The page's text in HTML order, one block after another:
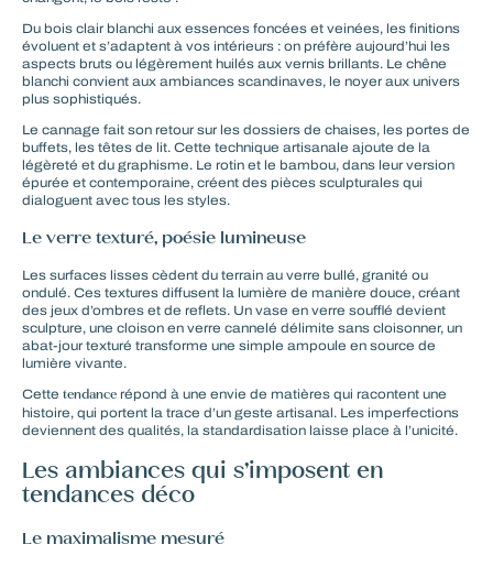
Du bois clair blanchi aux essences foncées et veinées, les finitions
évoluent et s’adaptent à vos intérieurs : on préfère aujourd’hui les
aspects bruts ou légèrement huilés aux vernis brillants. Le chêne
blanchi convient aux ambiances scandinaves, le noyer aux univers
plus sophistiqués.
Le cannage fait son retour sur les dossiers de chaises, les portes de
buffets, les têtes de lit. Cette technique artisanale ajoute de la
légèreté et du graphisme. Le rotin et le bambou, dans leur version
épurée et contemporaine, créent des pièces sculpturales qui
dialoguent avec tous les styles.
Le verre texturé, poésie lumineuse
Les surfaces lisses cèdent du terrain au verre bullé, granité ou
ondulé. Ces textures diffusent la lumière de manière douce, créant
des jeux d’ombres et de reflets. Un vase en verre soufflé devient
sculpture, une cloison en verre cannelé délimite sans cloisonner, un
abat-jour texturé transforme une simple ampoule en source de
lumière vivante.
Cette tendance répond à une envie de matières qui racontent une
histoire, qui portent la trace d’un geste artisanal. Les imperfections
deviennent des qualités, la standardisation laisse place à l’unicité.
Les ambiances qui s’imposent en
tendances déco
Le maximalisme mesuré